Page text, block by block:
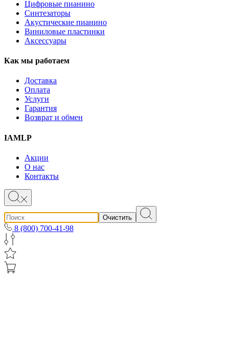
Цифровые пианино
Синтезаторы
Акустические пианино
Виниловые пластинки
Аксессуары
Как мы работаем
Доставка
Оплата
Услуги
Гарантия
Возврат и обмен
IAMLP
Акции
О нас
Контакты
Очистить
8 (800) 700-41-98